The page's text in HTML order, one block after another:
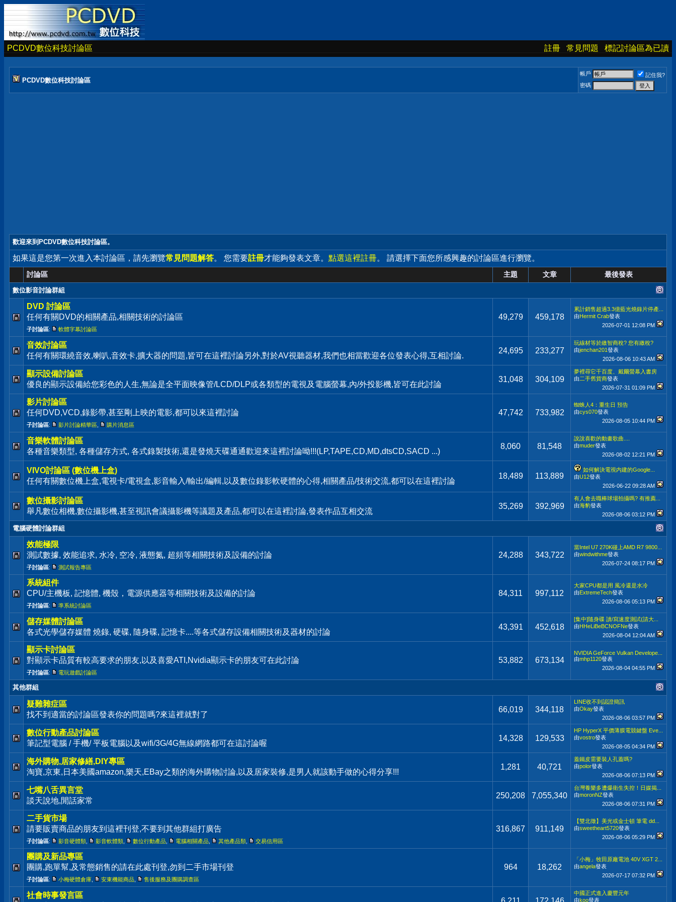
PCDVD數位科技討論區 註冊 常見問題 標記討論區為已讀
PCDVD數位科技討論區
帳戶
記住我?
密碼
歡迎來到PCDVD數位科技討論區。
如果這是您第一次進入本討論區，請先瀏覽常見問題解答。 您需要註冊才能夠發表文章。 點選這裡註冊。 請選擇下面您所感興趣的討論區進行瀏覽。
討論區 主題 文章 最後發表
數位影音討論群組
DVD 討論區
任何有關DVD的相關產品,相關技術的討論區
子討論區: 軟體字幕討論區
49,279 459,178
累計銷售超過3.3億藍光燒錄片停產...
由Hermit Crab發表
2026-07-01 12:08 PM
音效討論區
任何有關環繞音效,喇叭,音效卡,擴大器的問題,皆可在這裡討論另外,對於AV視聽器材,我們也相當歡迎各位發表心得,互相討論.
24,695 233,277
玩線材等於繳智商稅? 您有繳稅?
由jenchan201發表
2026-08-06 10:43 AM
顯示設備討論區
優良的顯示設備給您彩色的人生,無論是全平面映像管/LCD/DLP或各類型的電視及電腦螢幕,內/外投影機,皆可在此討論
31,048 304,109
夢裡尋它千百度、戴爾螢幕入書房
由二手舊貨商發表
2026-07-31 01:09 PM
影片討論區
任何DVD,VCD,錄影帶,甚至剛上映的電影,都可以來這裡討論
子討論區: 影片討論精華區 購片消息區
47,742 733,982
蜘蛛人4：重生日 預告
由cys070發表
2026-08-05 10:44 PM
音樂軟體討論區
各種音樂類型, 各種儲存方式, 各式錄製技術,還是發燒天碟通通歡迎來這裡討論呦!!!(LP,TAPE,CD,MD,dtsCD,SACD ...)
8,060 81,548
說說喜歡的動畫歌曲....
由muder發表
2026-08-02 12:21 PM
VIVO討論區 (數位機上盒)
任何有關數位機上盒,電視卡/電視盒,影音輸入/輸出/編輯,以及數位錄影軟硬體的心得,相關產品/技術交流,都可以在這裡討論
18,489 113,889
如何解決電視内建的Google...
由U12發表
2026-06-22 09:28 AM
數位攝影討論區
舉凡數位相機,數位攝影機,甚至視訊會議攝影機等議題及產品,都可以在這裡討論,發表作品互相交流
35,269 392,969
有人會去職棒球場拍攝嗎? 有推薦...
由海豹發表
2026-08-06 03:12 PM
電腦硬體討論群組
效能極限
測試數據, 效能追求, 水冷, 空冷, 液態氮, 超頻等相關技術及設備的討論
子討論區: 測試報告專區
24,288 343,722
當Intel U7 270K碰上AMD R7 9800...
由windwithme發表
2026-07-24 08:17 PM
系統組件
CPU/主機板, 記憶體, 機殼，電源供應器等相關技術及設備的討論
子討論區: 準系統討論區
84,311 997,112
大家CPU都是用 風冷還是水冷
由ExtremeTech發表
2026-08-06 05:13 PM
儲存媒體討論區
各式光學儲存媒體 燒錄, 硬碟, 隨身碟, 記憶卡....等各式儲存設備相關技術及器材的討論
43,391 452,618
[集中]隨身碟 讀/寫速度測試(請大...
由HHeLiBeBCNOFNe發表
2026-08-04 12:04 AM
顯示卡討論區
對顯示卡品質有較高要求的朋友,以及喜愛ATI,Nvidia顯示卡的朋友可在此討論
子討論區: 電玩遊戲討論區
53,882 673,134
NVIDIA GeForce Vulkan Develope...
由mhp1120發表
2026-08-04 04:55 PM
其他群組
疑難雜症區
找不到適當的討論區發表你的問題嗎?來這裡就對了
66,019 344,118
LINE收不到認證簡訊
由Okay發表
2026-08-06 03:57 PM
數位行動產品討論區
筆記型電腦 / 手機/ 平板電腦以及wifi/3G/4G無線網路都可在這討論喔
14,328 129,533
HP HyperX 平價薄膜電競鍵盤 Eve...
由vostro發表
2026-08-05 04:34 PM
海外購物,居家修繕,DIY專區
淘寶,京東,日本美國amazon,樂天,EBay之類的海外購物討論,以及居家裝修,是男人就該動手做的心得分享!!!
1,281 40,721
蓋鐵皮需要裝人孔蓋嗎?
由polor發表
2026-08-06 07:13 PM
七嘴八舌異言堂
談天說地,閒話家常
250,208 7,055,340
台灣養樂多遭爆衛生失控！日媒揭...
由moronNZ發表
2026-08-06 07:31 PM
二手貨市場
請要販賣商品的朋友到這裡刊登,不要到其他群組打廣告
子討論區: 影音硬體類 影音軟體類 數位行動產品 電腦相關產品 其他產品類 交易信用區
316,867 911,149
【雙北徵】美光或金士頓 筆電 dd...
由sweetheart5720發表
2026-08-06 05:29 PM
團購及新品專區
團購,跑單幫,及常態銷售的請在此處刊登,勿到二手市場刊登
子討論區: 小梅硬體倉庫 安東機能商品 售後服務及團購調查區
964 18,262
「小梅」牧田原廠電池 40V XGT 2...
由angela發表
2026-07-17 07:32 PM
社會時事發言區
中國正式進入慶豐元年
由koo發表